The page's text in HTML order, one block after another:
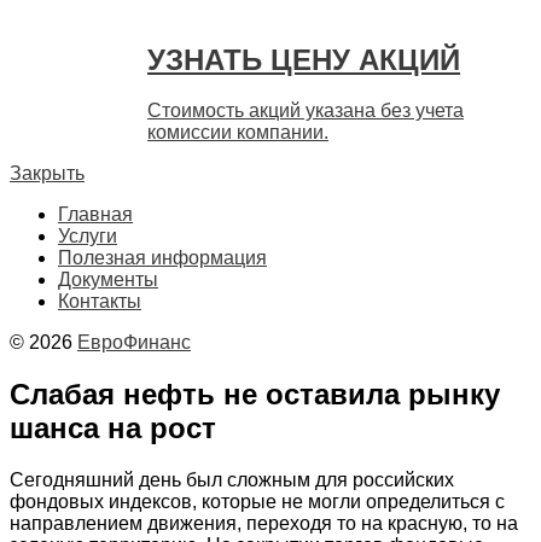
УЗНАТЬ ЦЕНУ АКЦИЙ
Стоимость акций указана без учета
комиссии компании.
Закрыть
Главная
Услуги
Полезная информация
Документы
Контакты
© 2026 ЕвроФинанс
Слабая нефть не оставила рынку
шанса на рост
Сегодняшний день был сложным для российских
фондовых индексов, которые не могли определиться с
направлением движения, переходя то на красную, то на